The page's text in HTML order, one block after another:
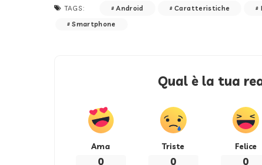
TAGS: Android Caratteristiche
Smartphone
Qual è la tua
Ama
0
Triste
0
Felice
0